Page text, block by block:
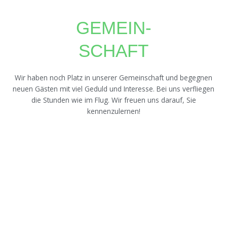
GEMEIN-
SCHAFT
Wir haben noch Platz in unserer Gemeinschaft und begegnen
neuen Gästen mit viel Geduld und Interesse. Bei uns verfliegen
die Stunden wie im Flug. Wir freuen uns darauf, Sie
kennenzulernen!